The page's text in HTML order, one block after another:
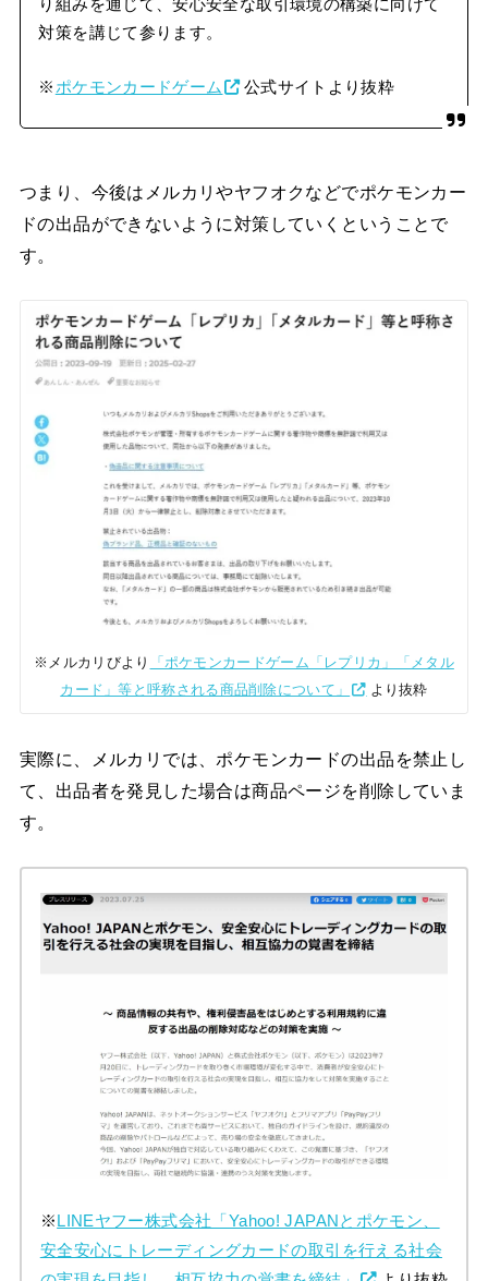
り組みを通じて、安心安全な取引環境の構築に向けて
対策を講じて参ります。
※ ポケモンカードゲーム 公式サイトより抜粋
つまり、今後はメルカリやヤフオクなどでポケモンカー
ドの出品ができないように対策していくということで
す。
※メルカリびより
「ポケモンカードゲーム「レプリカ」「メタル
カード」等と呼称される商品削除について」
より抜粋
実際に、メルカリでは、ポケモンカードの出品を禁止し
て、出品者を発見した場合は商品ページを削除していま
す。
※LINEヤフー株式会社「Yahoo! JAPANとポケモン、
安全安心にトレーディングカードの取引を行える社会